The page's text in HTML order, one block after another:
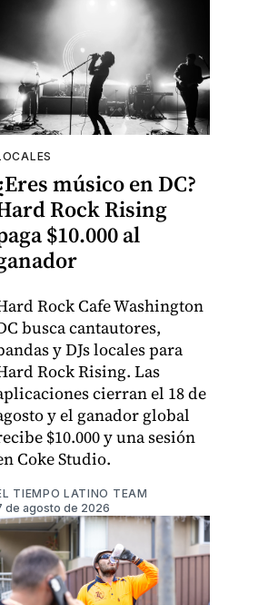
músico en DC?
Rock Rising
$10.000 al
Rock Cafe Washington
busca cantautores,
y DJs locales para
Rock Rising. Las
cierran el 18 de
y el ganador global
$10.000 y una sesión
Coke Studio.
TIEMPO LATINO TEAM
de agosto de 2026